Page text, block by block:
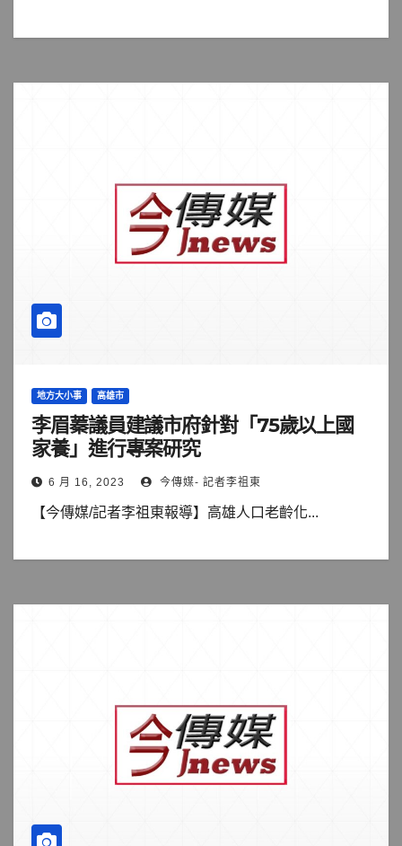
地方大小事 高雄市
李眉蓁議員建議市府針對「75歲以上國
家養」進行專案研究
6 月 16, 2023 今傳媒- 記者李祖東
【今傳媒/記者李祖東報導】高雄人口老齡化...